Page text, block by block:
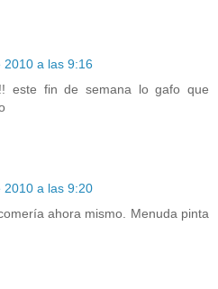
a las 9:16
este fin de semana lo gafo que
2010 a las 9:20
ahora mismo. Menuda pinta